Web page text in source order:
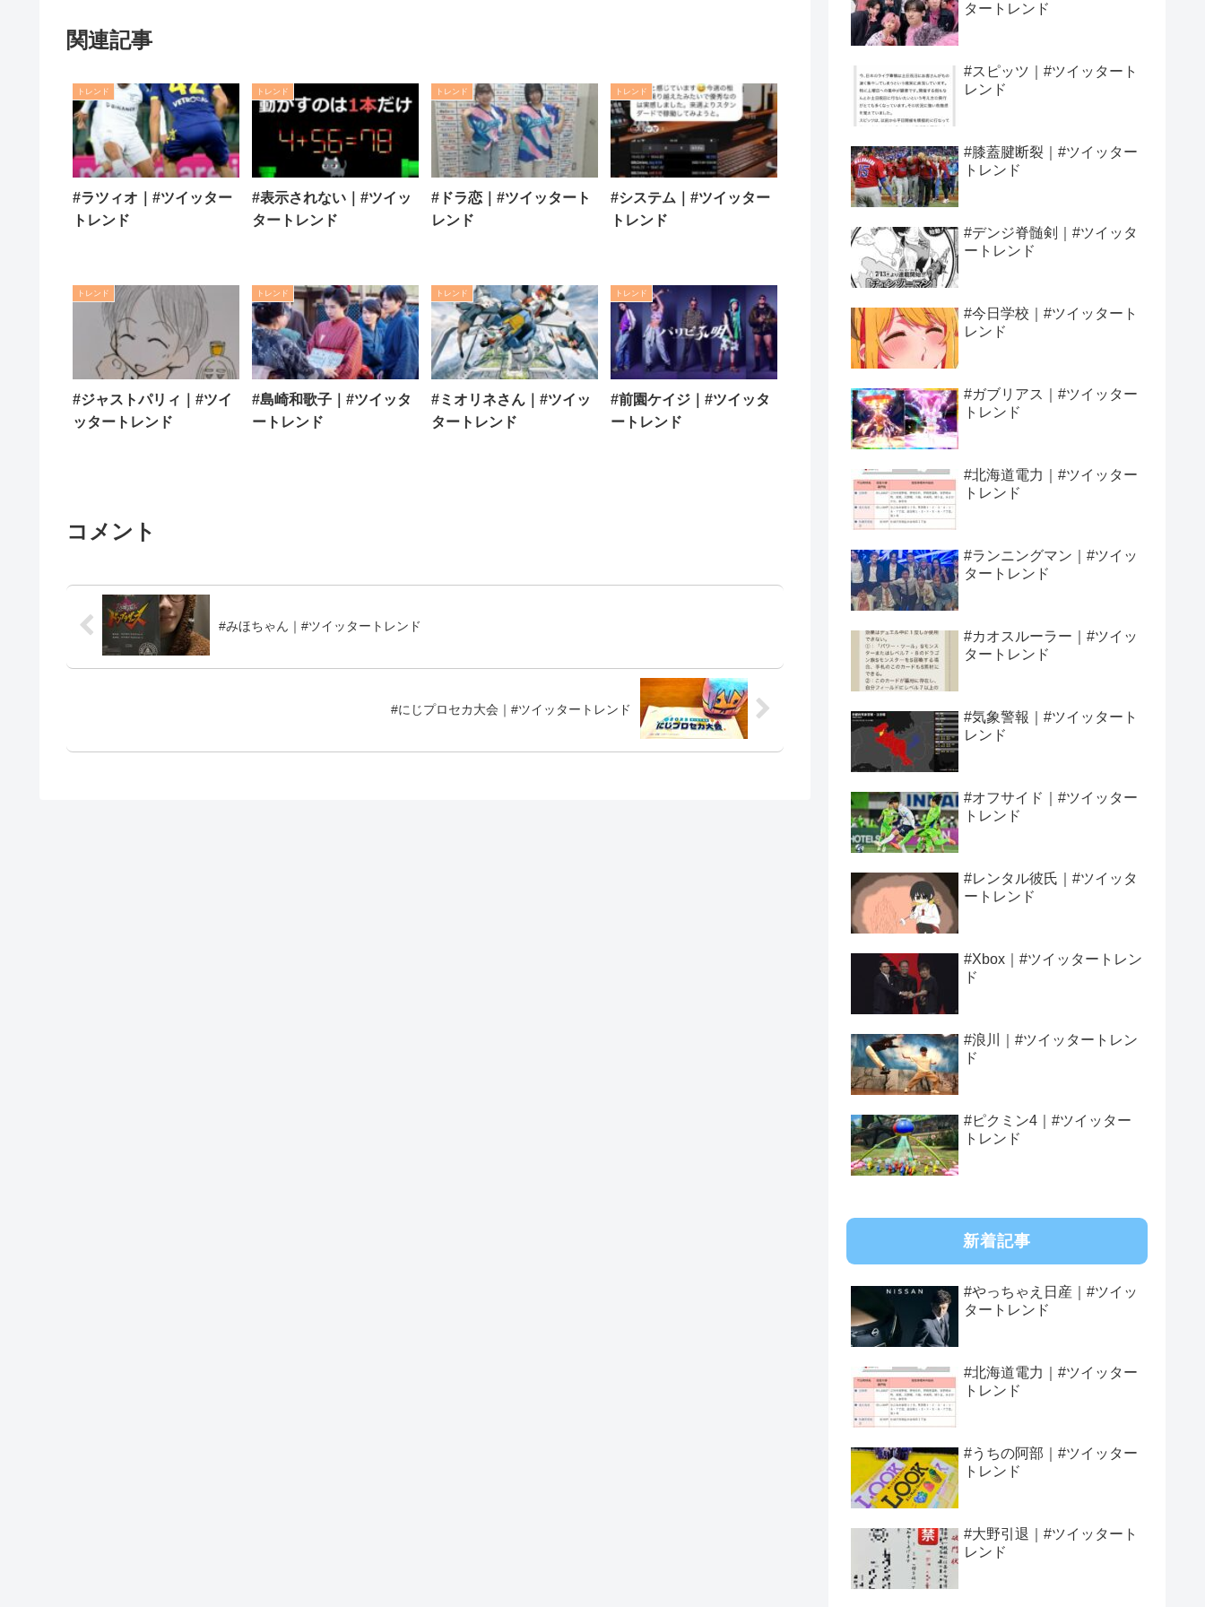
関連記事
トレンド
#ラツィオ｜#ツイッター
トレンド
トレンド
#表示されない｜#ツイッ
タートレンド
トレンド
#ドラ恋｜#ツイッタート
レンド
トレンド
#システム｜#ツイッター
トレンド
トレンド
#ジャストパリィ｜#ツイ
ッタートレンド
トレンド
#島崎和歌子｜#ツイッタ
ートレンド
トレンド
#ミオリネさん｜#ツイッ
タートレンド
トレンド
#前園ケイジ｜#ツイッタ
ートレンド
コメント
#みほちゃん｜#ツイッタートレンド
#にじプロセカ大会｜#ツイッタートレンド
タートレンド
#スピッツ｜#ツイッタート
レンド
#膝蓋腱断裂｜#ツイッター
トレンド
#デンジ脊髄剣｜#ツイッタ
ートレンド
#今日学校｜#ツイッタート
レンド
#ガブリアス｜#ツイッター
トレンド
#北海道電力｜#ツイッター
トレンド
#ランニングマン｜#ツイッ
タートレンド
#カオスルーラー｜#ツイッ
タートレンド
#気象警報｜#ツイッタート
レンド
#オフサイド｜#ツイッター
トレンド
#レンタル彼氏｜#ツイッタ
ートレンド
#Xbox｜#ツイッタートレン
ド
#浪川｜#ツイッタートレン
ド
#ピクミン4｜#ツイッター
トレンド
新着記事
#やっちゃえ日産｜#ツイッ
タートレンド
#北海道電力｜#ツイッター
トレンド
#うちの阿部｜#ツイッター
トレンド
#大野引退｜#ツイッタート
レンド